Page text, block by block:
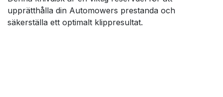
upprätthålla din Automowers prestanda och
säkerställa ett optimalt klippresultat.